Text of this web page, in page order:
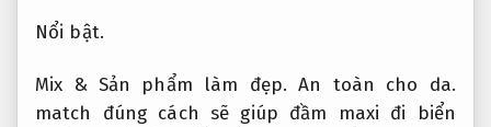
Nổi bật.
Mix & Sản phẩm làm đẹp. An toàn cho da.
match đúng cách sẽ giúp đầm maxi đi biển